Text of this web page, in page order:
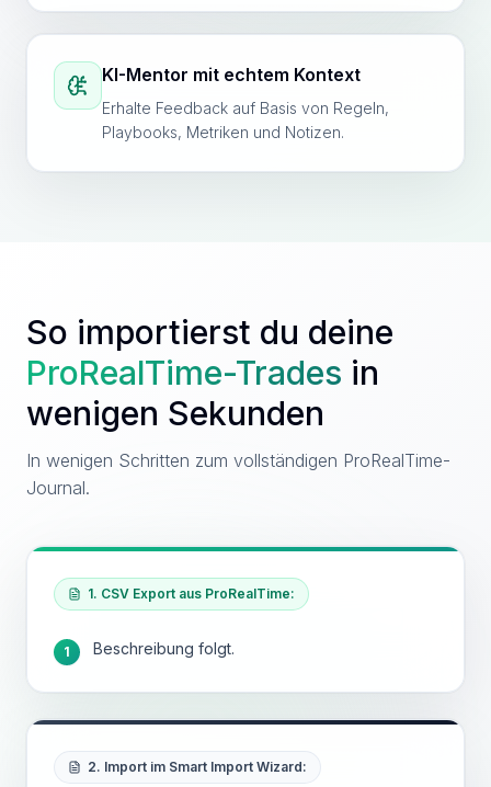
KI-Mentor mit echtem Kontext
Erhalte Feedback auf Basis von Regeln,
Playbooks, Metriken und Notizen.
So importierst du deine
ProRealTime-Trades in
wenigen Sekunden
In wenigen Schritten zum vollständigen ProRealTime-
Journal.
1. CSV Export aus ProRealTime:
1 Beschreibung folgt.
2. Import im Smart Import Wizard: